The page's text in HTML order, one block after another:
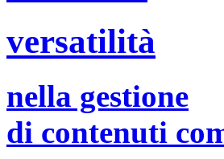
versatilità
nella gestione
di contenuti